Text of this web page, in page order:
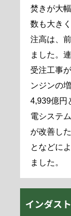
焚きが大
数も大き
注高は、
ました。
受注工事
ンジンの
4,939億円
電システ
が改善し
となどに
ました。
インダス